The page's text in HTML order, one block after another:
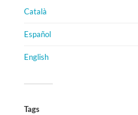
Català
Español
English
Tags